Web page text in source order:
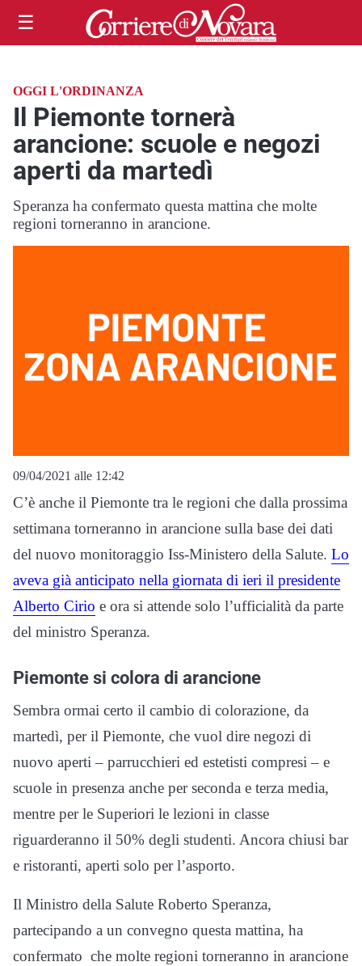
☰
OGGI L'ORDINANZA
Il Piemonte tornerà
arancione: scuole e negozi
aperti da martedì
Speranza ha confermato questa mattina che molte
regioni torneranno in arancione.
09/04/2021 alle 12:42
C’è anche il Piemonte tra le regioni che dalla prossima
settimana torneranno in arancione sulla base dei dati
del nuovo monitoraggio Iss-Ministero della Salute. Lo
aveva già anticipato nella giornata di ieri il presidente
Alberto Cirio e ora si attende solo l’ufficialità da parte
del ministro Speranza.
Piemonte si colora di arancione
Sembra ormai certo il cambio di colorazione, da
martedì, per il Piemonte, che vuol dire negozi di
nuovo aperti – parrucchieri ed estetisti compresi – e
scuole in presenza anche per seconda e terza media,
mentre per le Superiori le lezioni in classe
riguarderanno il 50% degli studenti. Ancora chiusi bar
e ristoranti, aperti solo per l’asporto.
Il Ministro della Salute Roberto Speranza,
partecipando a un convegno questa mattina, ha
confermato che molte regioni torneranno in arancione